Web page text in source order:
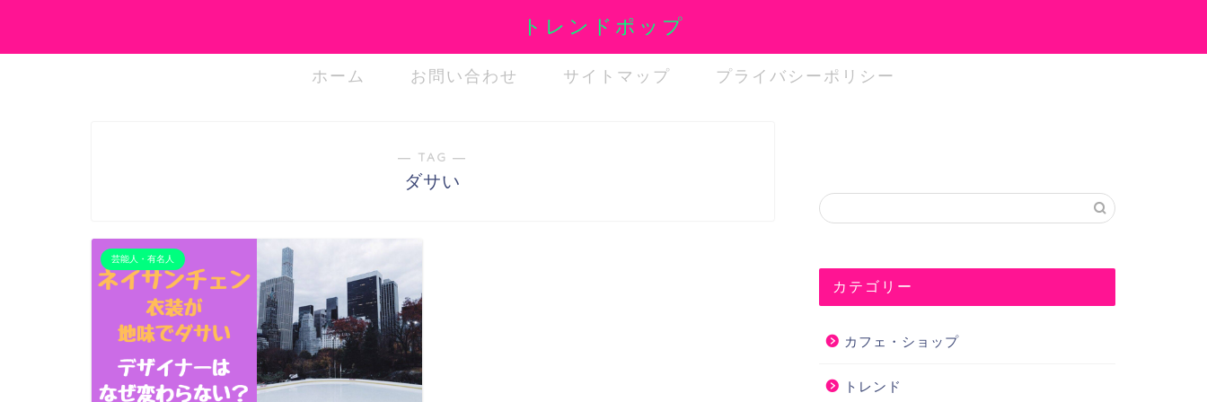
トレンドポップ
ホーム お問い合わせ サイトマップ プライバシーポリシー
― TAG ―
ダサい
芸能人・有名人
カテゴリー
カフェ・ショップ
トレンド